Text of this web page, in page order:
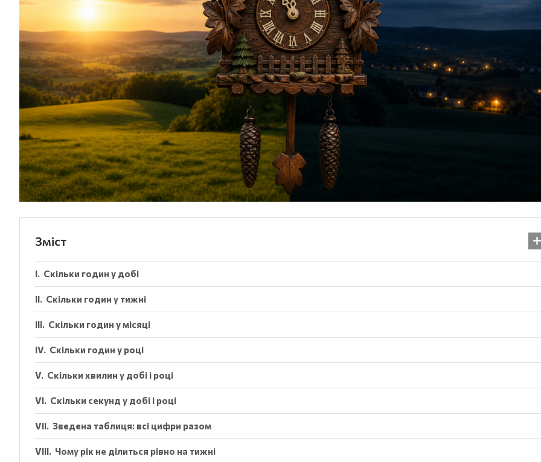
Зміст
Скільки годин у добі
Скільки годин у тижні
Скільки годин у місяці
Скільки годин у році
Скільки хвилин у добі і році
Скільки секунд у добі і році
Зведена таблиця: всі цифри разом
Чому рік не ділиться рівно на тижні
народження